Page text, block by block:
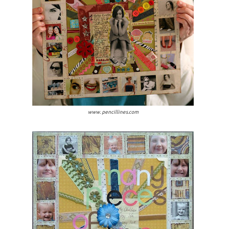
www. pencillines.com